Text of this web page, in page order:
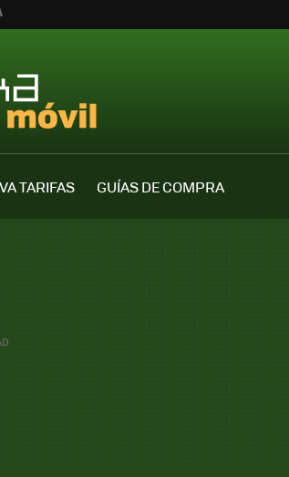
TARIFAS
GUÍAS DE COMPRA